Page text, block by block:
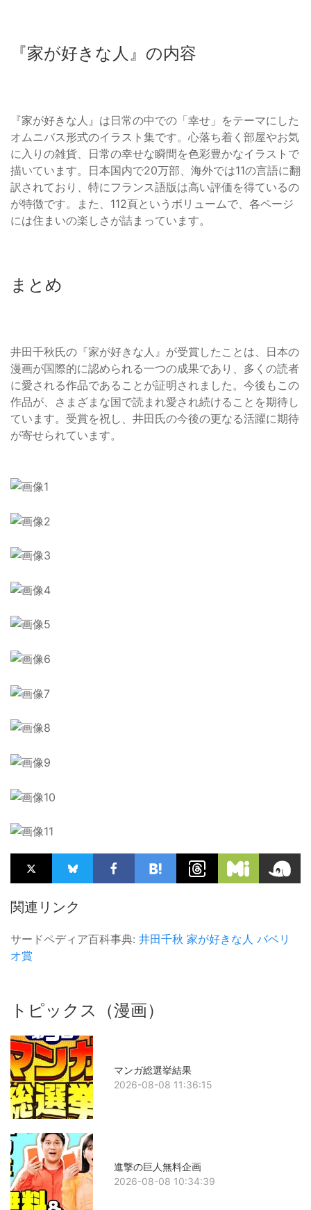
『家が好きな人』の内容
『家が好きな人』は日常の中での「幸せ」をテーマにした
オムニバス形式のイラスト集です。心落ち着く部屋やお気
に入りの雑貨、日常の幸せな瞬間を色彩豊かなイラストで
描いています。日本国内で20万部、海外では11の言語に翻
訳されており、特にフランス語版は高い評価を得ているの
が特徴です。また、112頁というボリュームで、各ページ
には住まいの楽しさが詰まっています。
まとめ
井田千秋氏の『家が好きな人』が受賞したことは、日本の
漫画が国際的に認められる一つの成果であり、多くの読者
に愛される作品であることが証明されました。今後もこの
作品が、さまざまな国で読まれ愛され続けることを期待し
ています。受賞を祝し、井田氏の今後の更なる活躍に期待
が寄せられています。
関連リンク
サードペディア百科事典: 井田千秋 家が好きな人 バベリ
オ賞
トピックス（漫画）
マンガ総選挙結果
2026-08-08 11:36:15
進撃の巨人無料企画
2026-08-08 10:34:39